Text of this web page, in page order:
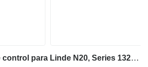
149236 unidad de control para Linde N20, Series 132 preparador de pedidos